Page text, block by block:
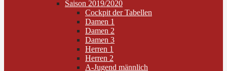
Saison 2019/2020
Cockpit der Tabellen
Damen 1
Damen 2
Damen 3
Herren 1
Herren 2
A-Jugend männlich